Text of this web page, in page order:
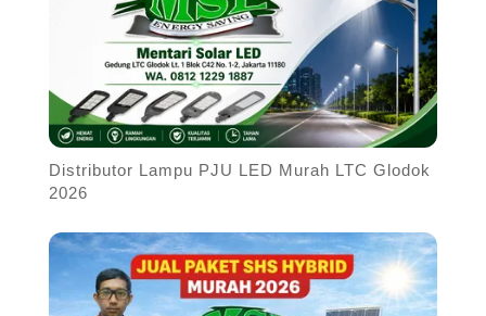
Distributor Lampu PJU LED Murah LTC Glodok
2026